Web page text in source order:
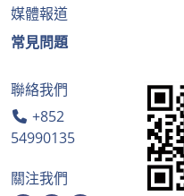
媒體報道
常見問題
聯絡我們
+852
54990135
關注我們